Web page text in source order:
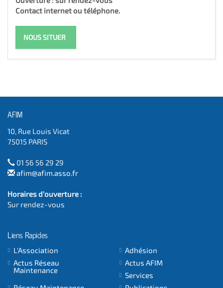
Contact internet ou téléphone.
NOUS SITUER
AFIM
10, Rue Louis Vicat
75015 PARIS
01 56 56 29 29
afim@afim.asso.fr
Horaires d'ouverture :
Sur rendez-vous
Liens Rapides
L'Association
Adhésion
Actus Réseau
Maintenance
Actus AFIM
Services